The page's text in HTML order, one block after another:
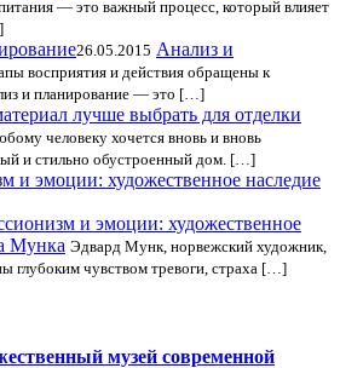
— это важный процесс, который влияет
26.05.2015 Анализ и
восприятия и действия обращены к
и планирование — это […]
лучше выбрать для отделки
человеку хочется вновь и вновь
и стильно обустроенный дом. […]
и эмоции: художественное
Мункa Эдвард Мунк, норвежский художник,
глубоким чувством тревоги, страха […]
музей современной